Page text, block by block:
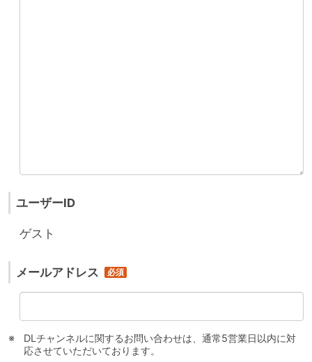
ユーザーID
ゲスト
メールアドレス
DLチャンネルに関するお問い合わせは、通常5営業日以内に対
応させていただいております。